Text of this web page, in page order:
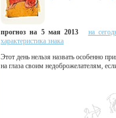
прогноз на 5 мая 2013
на
характеристика знака
Этот день нельзя назвать особенно
на глаза своим недоброжелателям,